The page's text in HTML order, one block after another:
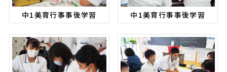
中1美育行事事後学習 中1美育行事事後学習